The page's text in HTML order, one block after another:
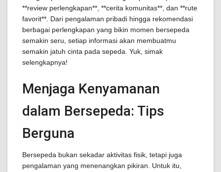
**review perlengkapan**, **cerita komunitas**, dan **rute
favorit**. Dari pengalaman pribadi hingga rekomendasi
berbagai perlengkapan yang bikin momen bersepeda
semakin seru, setiap informasi akan membuatmu
semakin jatuh cinta pada sepeda. Yuk, simak
selengkapnya!
Menjaga Kenyamanan
dalam Bersepeda: Tips
Berguna
Bersepeda bukan sekadar aktivitas fisik, tetapi juga
pengalaman yang menenangkan pikiran. Untuk itu,